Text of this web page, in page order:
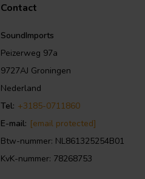
Contact
SoundImports
Peizerweg 97a
9727AJ Groningen
Nederland
Tel: +3185-0711860
E-mail: [email protected]
Btw-nummer: NL861325254B01
KvK-nummer: 78268753